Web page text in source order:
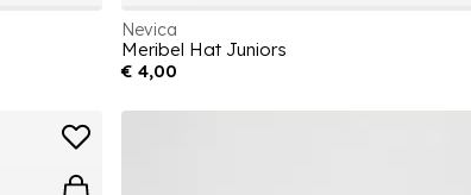
Nevica
Meribel Hat Juniors
€ 4,00